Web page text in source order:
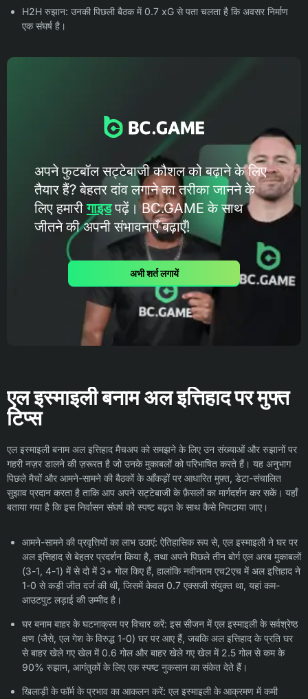
H2H रुझान: उनकी पिछली बैठक में 0.7 xG से पता चलता है कि अवसर निर्माण
एक संघर्ष है।
अपने फुटबॉल सट्टेबाजी कौशल को बढ़ाने के लिए
तैयार हैं? बेहतर दांव लगाने का तरीका जानने के
लिए हमारीगाइडपढ़ें। BC.GAME के ​​साथ
जीतने की अपनी संभावनाएँ बढ़ाएँ!
अभी शर्त लगायें
एल इस्माइली बनाम अल इत्तिहाद पर मुफ्त
टिप्स
एल इस्माइली बनाम अल इत्तिहाद मैचअप को समझने के लिए उन संख्याओं और रुझानों पर
गहरी नज़र डालने की ज़रूरत है जो उनके मुकाबलों को परिभाषित करते हैं। यह अनुभाग
पिछले मैचों और आमने-सामने की बैठकों के आँकड़ों पर आधारित मुफ़्त, डेटा-संचालित
सुझाव प्रदान करता है ताकि आप अपने सट्टेबाजी के फ़ैसलों का मार्गदर्शन कर सकें। यहाँ
बताया गया है कि इस निर्वासन संघर्ष को स्पष्ट बढ़त के साथ कैसे निपटाया जाए।
आमने-सामने की प्रवृत्तियों का लाभ उठाएं: ऐतिहासिक रूप से, एल इस्माइली ने घर पर
अल इत्तिहाद से बेहतर प्रदर्शन किया है, तथा अपने पिछले तीन बोर्ग एल अरब मुकाबलों
(3-1, 4-1) में से दो में 3+ गोल किए हैं, हालांकि नवीनतम एच2एच में अल इत्तिहाद ने
1-0 से कड़ी जीत दर्ज की थी, जिसमें केवल 0.7 एक्सजी संयुक्त था, यहां कम-
आउटपुट लड़ाई की उम्मीद है।
घर बनाम बाहर के घटनाक्रम पर विचार करें: इस सीजन में एल इस्माइली के सर्वश्रेष्ठ
क्षण (जैसे, एल गेश के विरुद्ध 1-0) घर पर आए हैं, जबकि अल इत्तिहाद के प्रति घर
से बाहर खेले गए खेल में 0.6 गोल और बाहर खेले गए खेल में 2.5 गोल से कम के
90% रुझान, आगंतुकों के लिए एक स्पष्ट नुकसान का संकेत देते हैं।
खिलाड़ी के फॉर्म के प्रभाव का आकलन करें: एल इस्माइली के आक्रमण में कमी